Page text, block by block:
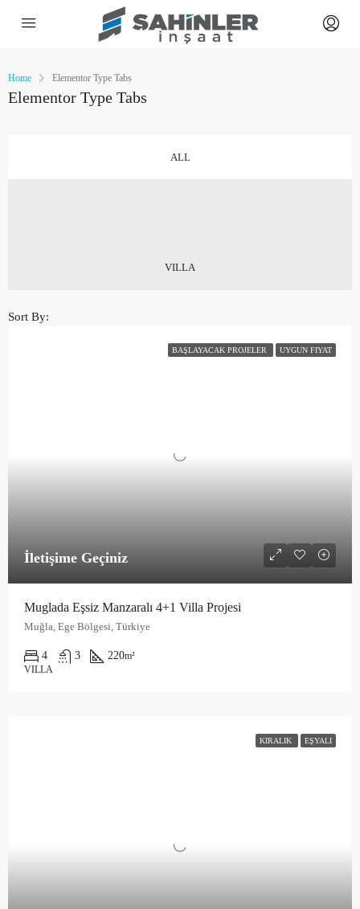
Home Elementor Type Tabs
Elementor Type Tabs
ALL
VILLA
Sort By:
BAŞLAYACAK PROJELER UYGUN FIYAT
İletişime Geçiniz
Muglada Eşsiz Manzaralı 4+1 Villa Projesi
Muğla, Ege Bölgesi, Türkiye
4 3 220m²
VILLA
KIRALIK EŞYALI